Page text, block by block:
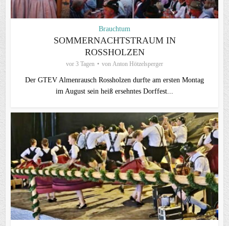
Brauchtum
SOMMERNACHTSTRAUM IN
ROSSHOLZEN
vor 3 Tagen von Anton Hötzelsperger
Der GTEV Almenrausch Rossholzen durfte am ersten Montag
im August sein heiß ersehntes Dorffest...